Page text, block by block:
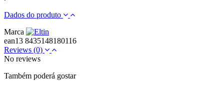
Dados do produto
Marca
ean13 8435148180116
Reviews (0)
No reviews
Também poderá gostar